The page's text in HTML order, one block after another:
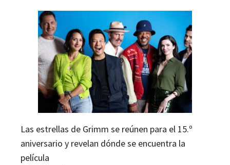
Las estrellas de Grimm se reúnen para el 15.º
aniversario y revelan dónde se encuentra la
película